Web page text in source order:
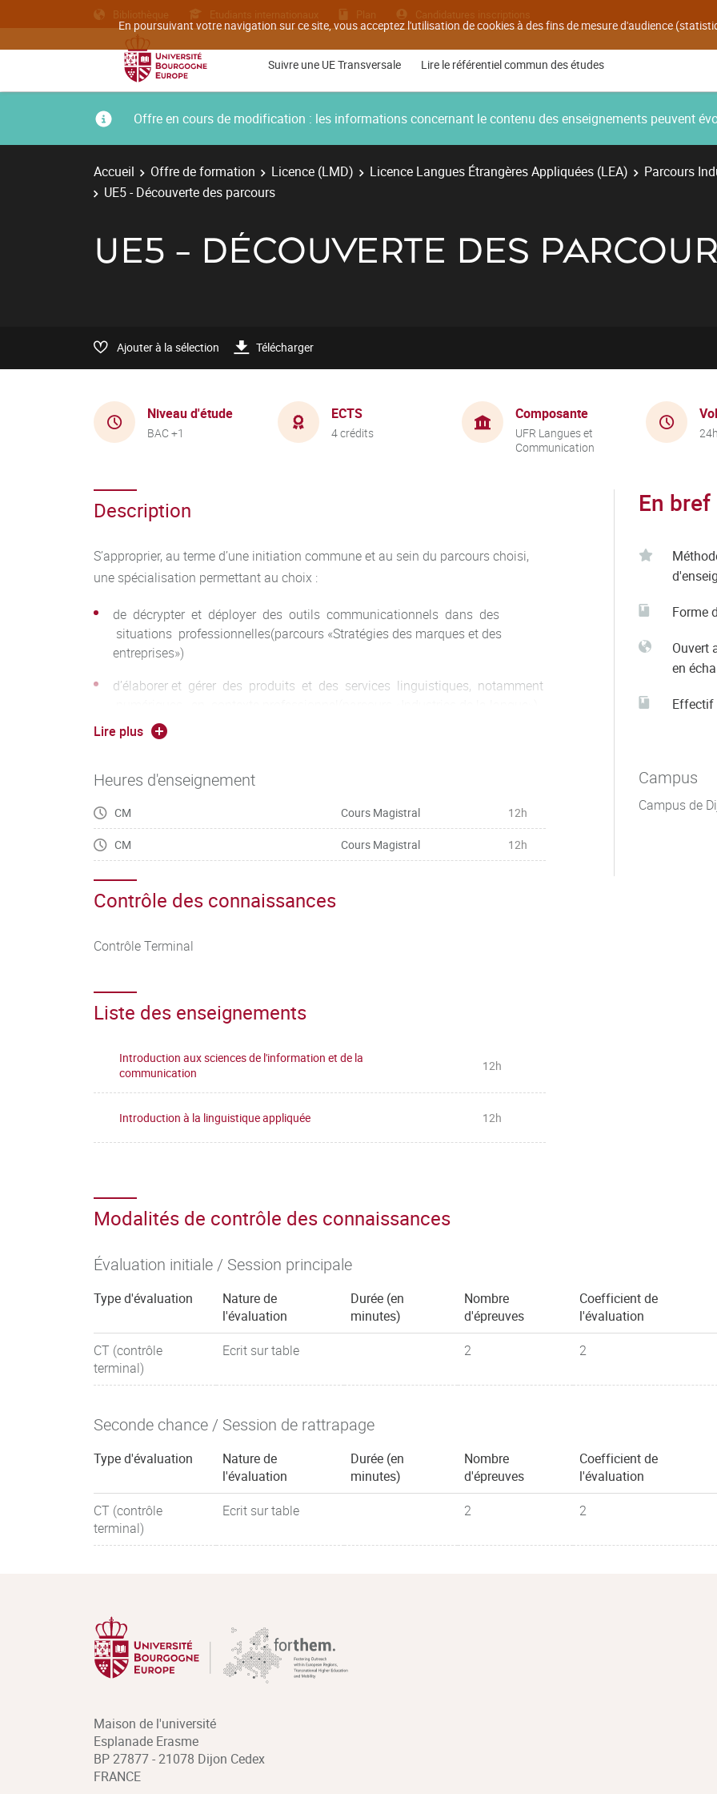
En poursuivant votre navigation sur ce site, vous acceptez l'utilisation de cookies à des fins de mesure d'audience
Bibliothèque Etudiants internationaux Plan Candidatures inscriptions
Suivre une UE Transversale Lire le référentiel commun des études
Offre en cours de modification : les informations concernant le contenu des enseignements peuvent
Accueil Offre de formation Licence (LMD) Licence Langues Étrangères Appliquées (LEA)
Parcours
UE5 - Découverte des parcours
UE5 - DÉCOUVERTE DES
Ajouter à la sélection Télécharger
Niveau d'étude
BAC +1
ECTS
4 crédits
Composante
UFR Langues et
Communication
Description
S’approprier, au terme d’une initiation commune et au sein du parcours choisi,
une spécialisation permettant au choix :
de décrypter et déployer des outils communicationnels dans des
situations professionnelles(parcours «Stratégies des marques et des
entreprises»)
d’élaborer et gérer des produits et des services linguistiques, notamment
Lire plus
Heures d'enseignement
CM Cours Magistral 12h
CM Cours Magistral 12h
Contrôle des connaissances
Contrôle Terminal
Liste des enseignements
Introduction aux sciences de l'information et de la
communication
12h
Introduction à la linguistique appliquée 12h
En bref
Forme
Ouvert
en
Effectif
Campus
Campus de
Modalités de contrôle des connaissances
Évaluation initiale / Session principale
Type d'évaluation
Nature de
l'évaluation
Durée (en
minutes)
Nombre
d'épreuves
Coefficient de
l'évaluation
CT (contrôle
terminal)
Ecrit sur table 2 2
Seconde chance / Session de rattrapage
Type d'évaluation
Nature de
l'évaluation
Durée (en
minutes)
Nombre
d'épreuves
Coefficient de
l'évaluation
CT (contrôle
terminal)
Ecrit sur table 2 2
Maison de l'université
Esplanade Erasme
BP 27877 - 21078 Dijon Cedex
FRANCE